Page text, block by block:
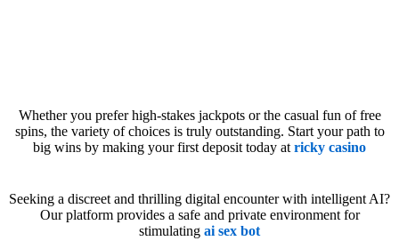
Whether you prefer high-stakes jackpots or the casual fun of free
spins, the variety of choices is truly outstanding. Start your path to
big wins by making your first deposit today at ricky casino
Seeking a discreet and thrilling digital encounter with intelligent AI?
Our platform provides a safe and private environment for
stimulating ai sex bot